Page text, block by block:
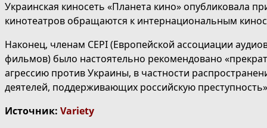
Украинская киносеть «Планета кино» опубликовала
кинотеатров обращаются к интернациональным
Наконец, членам CEPI (Европейской ассоциации
фильмов) было настоятельно рекомендовано
агрессию против Украины, в частности
деятелей, поддерживающих российскую
Источник: Variety